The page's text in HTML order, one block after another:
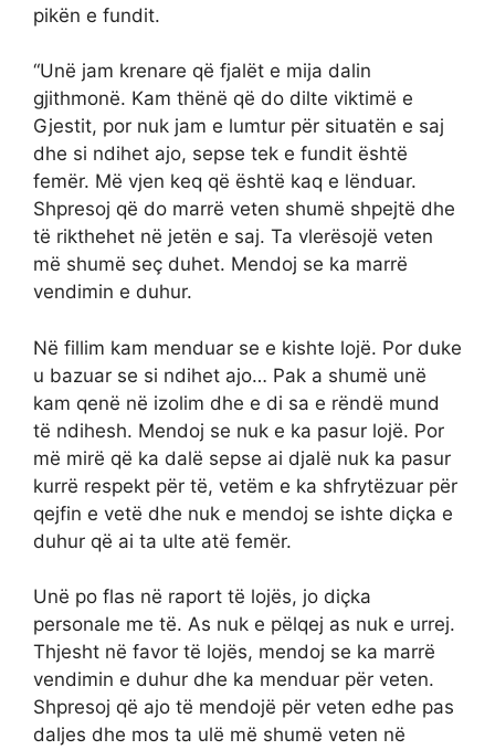
pikën e fundit.
“Unë jam krenare që fjalët e mija dalin
gjithmonë. Kam thënë që do dilte viktimë e
Gjestit, por nuk jam e lumtur për situatën e saj
dhe si ndihet ajo, sepse tek e fundit është
femër. Më vjen keq që është kaq e lënduar.
Shpresoj që do marrë veten shumë shpejtë dhe
të rikthehet në jetën e saj. Ta vlerësojë veten
më shumë seç duhet. Mendoj se ka marrë
vendimin e duhur.
Në fillim kam menduar se e kishte lojë. Por duke
u bazuar se si ndihet ajo… Pak a shumë unë
kam qenë në izolim dhe e di sa e rëndë mund
të ndihesh. Mendoj se nuk e ka pasur lojë. Por
më mirë që ka dalë sepse ai djalë nuk ka pasur
kurrë respekt për të, vetëm e ka shfrytëzuar për
qejfin e vetë dhe nuk e mendoj se ishte diçka e
duhur që ai ta ulte atë femër.
Unë po flas në raport të lojës, jo diçka
personale me të. As nuk e pëlqej as nuk e urrej.
Thjesht në favor të lojës, mendoj se ka marrë
vendimin e duhur dhe ka menduar për veten.
Shpresoj që ajo të mendojë për veten edhe pas
daljes dhe mos ta ulë më shumë veten në